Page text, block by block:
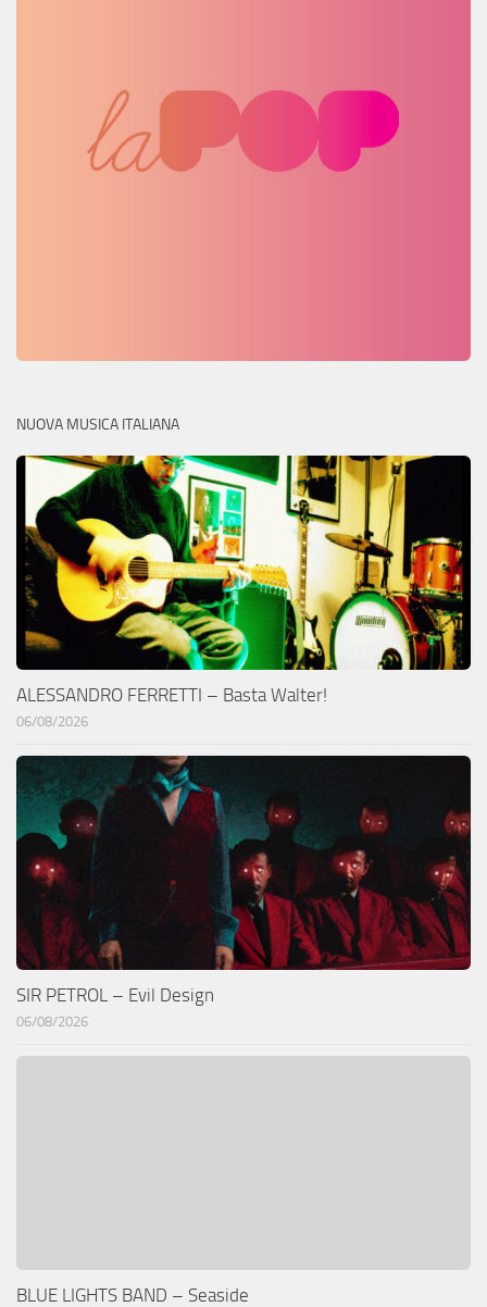
NUOVA MUSICA ITALIANA
ALESSANDRO FERRETTI – Basta Walter!
06/08/2026
SIR PETROL – Evil Design
06/08/2026
BLUE LIGHTS BAND – Seaside